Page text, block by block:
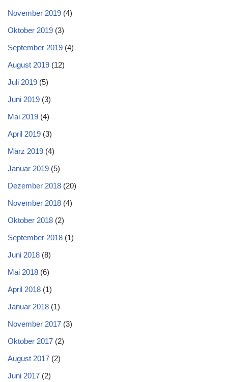
November 2019 (4)
Oktober 2019 (3)
September 2019 (4)
August 2019 (12)
Juli 2019 (5)
Juni 2019 (3)
Mai 2019 (4)
April 2019 (3)
März 2019 (4)
Januar 2019 (5)
Dezember 2018 (20)
November 2018 (4)
Oktober 2018 (2)
September 2018 (1)
Juni 2018 (8)
Mai 2018 (6)
April 2018 (1)
Januar 2018 (1)
November 2017 (3)
Oktober 2017 (2)
August 2017 (2)
Juni 2017 (2)